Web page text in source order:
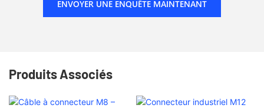
ENVOYER UNE ENQUÊTE MAINTENANT
Produits Associés